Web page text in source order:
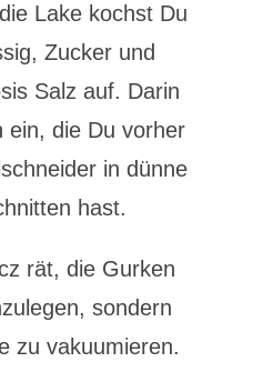
Lake kochst Du
Zucker und
Salz auf. Darin
ein, die Du vorher
in dünne
hast.
rät, die Gurken
sondern
zu vakuumieren.